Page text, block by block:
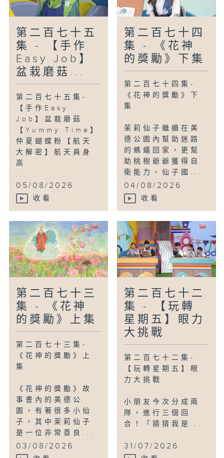
第二百七十五
集 - 【手作
Easy Job】
盆栽磨菇...
第二百七十五集-
【手作Easy
Job】盆栽磨菇
【Yummy Time】
仲夏蝴蝶粉【航天
大解密】航天員身
高
...
05/08/2026
收看
第二百七十四
集 - 《花神
的獎勵》下集
第二百七十四集-
《花神的獎勵》下
集
茉莉仙子繼續在美
德公園內幫助迷路
的螞蟻回家，更幫
助桃樹爺爺獲得自
衛能力，仙子國...
04/08/2026
收看
第二百七十三
集 - 《花神
的獎勵》上集
第二百七十三集-
《花神的獎勵》上
集
《花神的獎勵》故
事書內的美德公
園，有著很多小仙
子，其中茉莉仙子
是一位非常善良...
03/08/2026
第二百七十二
集 - 【玩轉
星期五】眼力
大挑戰
第二百七十二集-
【玩轉星期五】眼
力大挑戰
小朋友今次分成兩
隊，進行三個回
合！「猜猜我是...
31/07/2026